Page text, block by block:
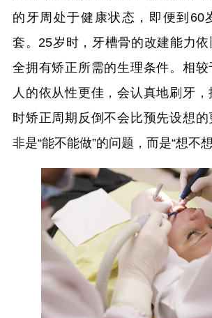
的牙周处于健康状态，即便到60
套。25岁时，牙槽骨的改建能力
全拥有矫正所需的生理条件。相
人的依从性更佳，会认真地刷牙
时矫正周期反倒不会比预先设想
非是“能不能做”的问题，而是“想不想